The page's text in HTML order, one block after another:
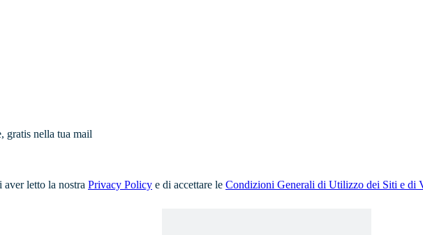
gratis nella tua mail
letto la nostra Privacy Policy e di accettare le Condizioni Generali di Utilizzo dei Siti e di